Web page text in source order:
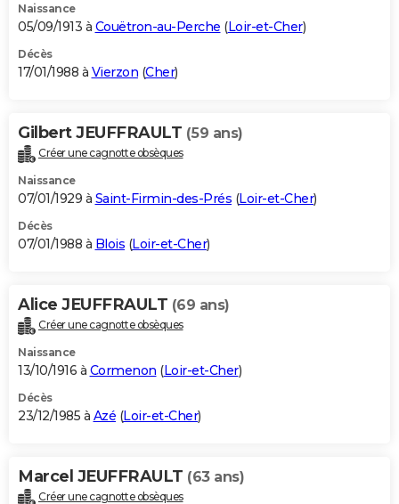
Naissance
05/09/1913 à Couëtron-au-Perche (Loir-et-Cher)
Décès
17/01/1988 à Vierzon (Cher)
Gilbert JEUFFRAULT (59 ans)
Créer une cagnotte obsèques
Naissance
07/01/1929 à Saint-Firmin-des-Prés (Loir-et-Cher)
Décès
07/01/1988 à Blois (Loir-et-Cher)
Alice JEUFFRAULT (69 ans)
Créer une cagnotte obsèques
Naissance
13/10/1916 à Cormenon (Loir-et-Cher)
Décès
23/12/1985 à Azé (Loir-et-Cher)
Marcel JEUFFRAULT (63 ans)
Créer une cagnotte obsèques